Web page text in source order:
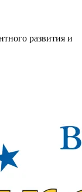
развития и